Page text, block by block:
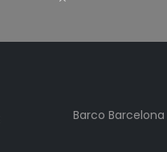
Barco